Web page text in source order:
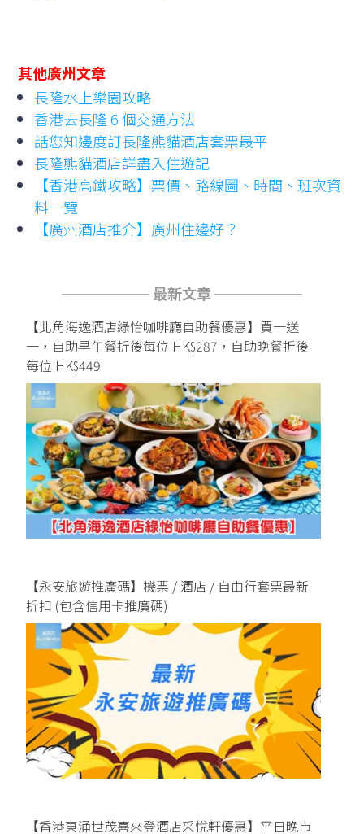
其他廣州文章
長隆水上樂園攻略
香港去長隆 6 個交通方法
話您知邊度訂長隆熊貓酒店套票最平
長隆熊貓酒店詳盡入住遊記
【香港高鐵攻略】票價、路線圖、時間、班次資
料一覽
【廣州酒店推介】廣州住邊好？
────── 最新文章 ──────
【北角海逸酒店綠怡咖啡廳自助餐優惠】買一送
一，自助早午餐折後每位 HK$287，自助晚餐折後
每位 HK$449
【永安旅遊推廣碼】機票 / 酒店 / 自由行套票最新
折扣 (包含信用卡推廣碼)
【香港東涌世茂喜來登酒店采悅軒優惠】平日晚市